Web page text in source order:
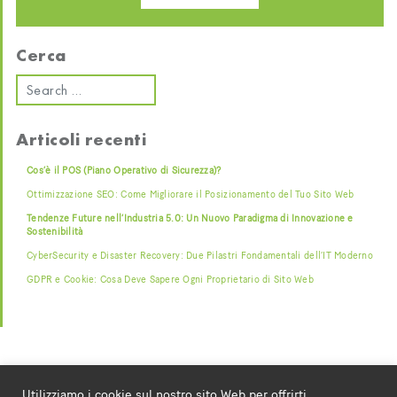
Cerca
Articoli recenti
Cos’è il POS (Piano Operativo di Sicurezza)?
Ottimizzazione SEO: Come Migliorare il Posizionamento del Tuo Sito Web
Tendenze Future nell’Industria 5.0: Un Nuovo Paradigma di Innovazione e
Sostenibilità
CyberSecurity e Disaster Recovery: Due Pilastri Fondamentali dell’IT Moderno
GDPR e Cookie: Cosa Deve Sapere Ogni Proprietario di Sito Web